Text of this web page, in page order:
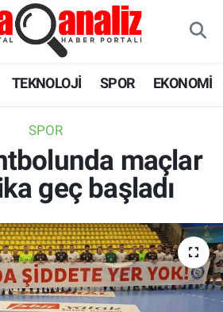
TEKNOLOJİ SPOR EKONOMİ
SPOR
maçlar
geç başladı
Durumu ve Fikstür